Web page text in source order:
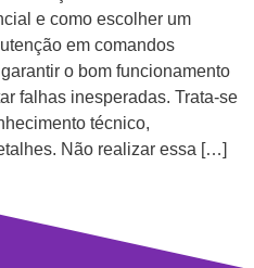
e como escolher um
em comandos
o bom funcionamento
falhas inesperadas. Trata-se
técnico,
Não realizar essa […]